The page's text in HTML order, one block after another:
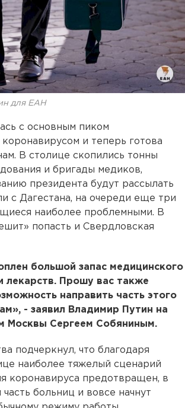
для ЕАН
с основным пиком
и теперь готова
В столице скопились тонны
и бригады медиков,
президента будут рассылать
с Дагестана, на очереди еще три
наиболее проблемными. В
попасть и Свердловская
большой запас медицинского
лекарств. Прошу вас также
направить часть этого
- заявил Владимир Путин на
Москвы Сергеем Собяниным.
подчеркнул, что благодаря
наиболее тяжелый сценарий
коронавируса предотвращен, в
больниц и вовсе начнут